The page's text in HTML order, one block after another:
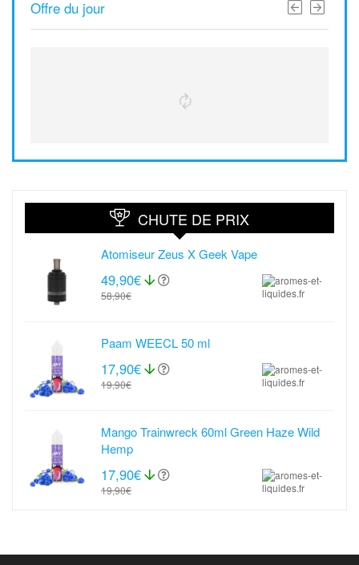
Offre du jour
CHUTE DE PRIX
Atomiseur Zeus X Geek Vape
49,90€
58,90€
Paam WEECL 50 ml
17,90€
19,90€
Mango Trainwreck 60ml Green Haze Wild
Hemp
17,90€
19,90€